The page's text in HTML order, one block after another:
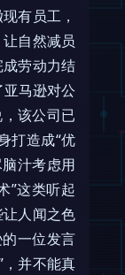
有员工，
自然减员
成劳动力结
马逊对公
该公司已
打造成“优
汁考虑用
”这类听起
让人闻之色
的一位发言
，并不能真